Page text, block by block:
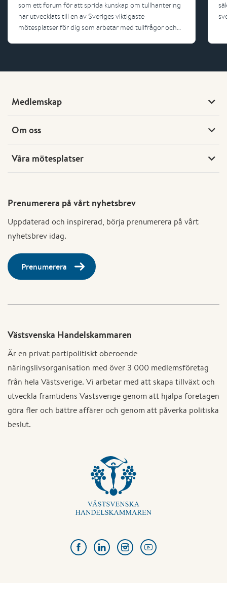
som ett forum för att sprida kunskap om tullhantering
har utvecklats till en av Sveriges viktigaste
mötesplatser för dig som arbetar med tullfrågor och
Medlemskap
Om oss
Våra mötesplatser
Prenumerera på vårt nyhetsbrev
Uppdaterad och inspirerad, börja prenumerera på vårt
nyhetsbrev idag.
Prenumerera
Västsvenska Handelskammaren
Är en privat partipolitiskt oberoende
näringslivsorganisation med över 3 000 medlemsföretag
från hela Västsverige. Vi arbetar med att skapa tillväxt och
utveckla framtidens Västsverige genom att hjälpa företagen
göra fler och bättre affärer och genom att påverka politiska
beslut.